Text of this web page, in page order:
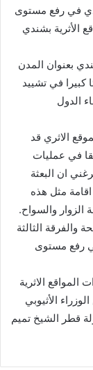
في رفع مستوى
الأثرية بشندي
بعنوان المدن
كبيرا في تشييد
الدول
الاثري قد
في عمليات
ان البعثة
مثل هذه
الزوار والسواح.
والفرقة الثالثة
رفع مستوى
الاثرية
الأثيوبي
قطر الشيخ تميم